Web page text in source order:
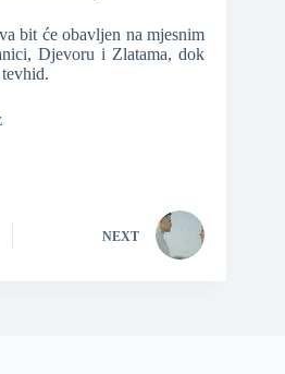
bit će obavljen na mjesnim
Djevoru i Zlatama, dok
NEXT